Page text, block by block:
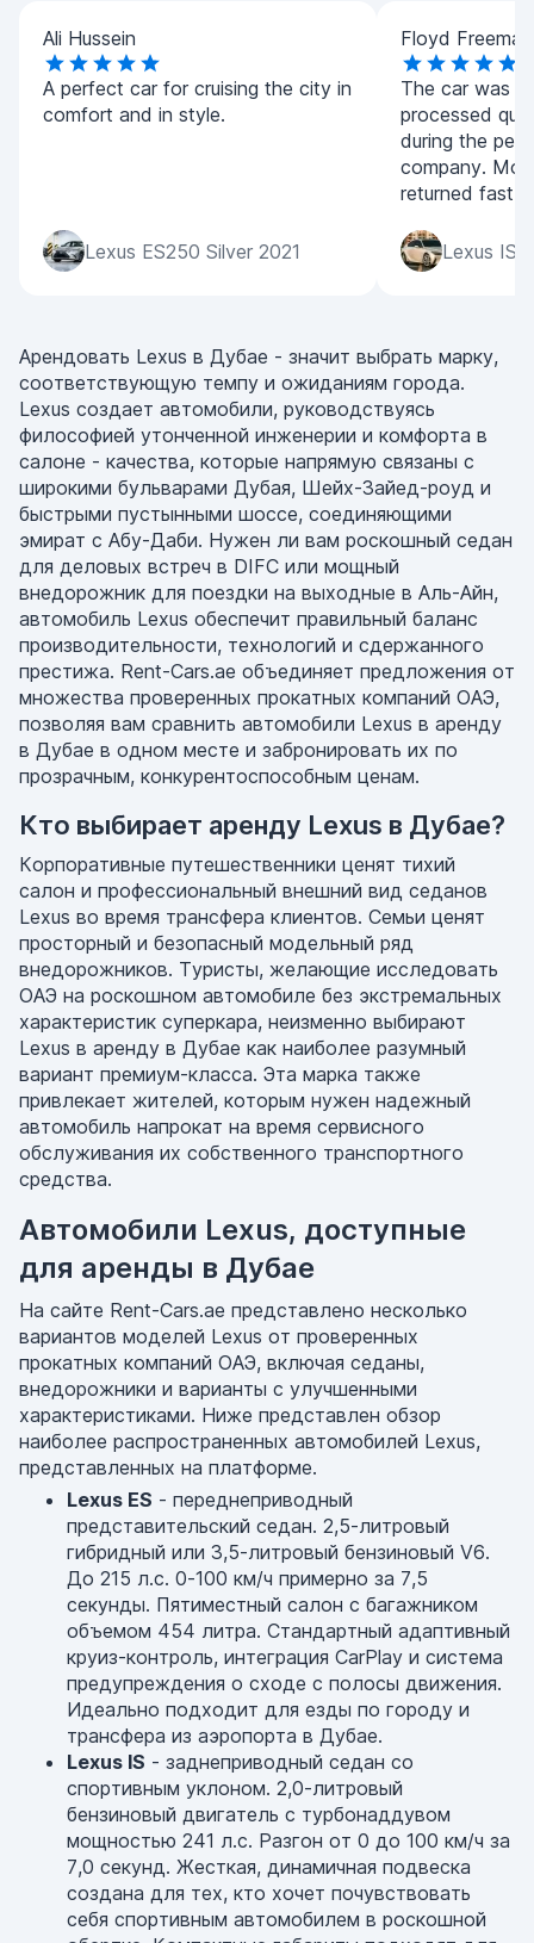
Ali Hussein
A perfect car for cruising the city in
comfort and in style.
Lexus ES250 Silver 2021
Floyd Freeman
The car was
processed
during the
company.
returned fast.
Lexus
Арендовать Lexus в Дубае - значит выбрать марку,
соответствующую темпу и ожиданиям города.
Lexus создает автомобили, руководствуясь
философией утонченной инженерии и комфорта в
салоне - качества, которые напрямую связаны с
широкими бульварами Дубая, Шейх-Зайед-роуд и
быстрыми пустынными шоссе, соединяющими
эмират с Абу-Даби. Нужен ли вам роскошный седан
для деловых встреч в DIFC или мощный
внедорожник для поездки на выходные в Аль-Айн,
автомобиль Lexus обеспечит правильный баланс
производительности, технологий и сдержанного
престижа. Rent-Cars.ae объединяет предложения от
множества проверенных прокатных компаний ОАЭ,
позволяя вам сравнить автомобили Lexus в аренду
в Дубае в одном месте и забронировать их по
прозрачным, конкурентоспособным ценам.
Кто выбирает аренду Lexus в Дубае?
Корпоративные путешественники ценят тихий
салон и профессиональный внешний вид седанов
Lexus во время трансфера клиентов. Семьи ценят
просторный и безопасный модельный ряд
внедорожников. Туристы, желающие исследовать
ОАЭ на роскошном автомобиле без экстремальных
характеристик суперкара, неизменно выбирают
Lexus в аренду в Дубае как наиболее разумный
вариант премиум-класса. Эта марка также
привлекает жителей, которым нужен надежный
автомобиль напрокат на время сервисного
обслуживания их собственного транспортного
средства.
Автомобили Lexus, доступные
для аренды в Дубае
На сайте Rent-Cars.ae представлено несколько
вариантов моделей Lexus от проверенных
прокатных компаний ОАЭ, включая седаны,
внедорожники и варианты с улучшенными
характеристиками. Ниже представлен обзор
наиболее распространенных автомобилей Lexus,
представленных на платформе.
Lexus ES - переднеприводный
представительский седан. 2,5-литровый
гибридный или 3,5-литровый бензиновый V6.
До 215 л.с. 0-100 км/ч примерно за 7,5
секунды. Пятиместный салон с багажником
объемом 454 литра. Стандартный адаптивный
круиз-контроль, интеграция CarPlay и система
предупреждения о сходе с полосы движения.
Идеально подходит для езды по городу и
трансфера из аэропорта в Дубае.
Lexus IS - заднеприводный седан со
спортивным уклоном. 2,0-литровый
бензиновый двигатель с турбонаддувом
мощностью 241 л.с. Разгон от 0 до 100 км/ч за
7,0 секунд. Жесткая, динамичная подвеска
создана для тех, кто хочет почувствовать
себя спортивным автомобилем в роскошной